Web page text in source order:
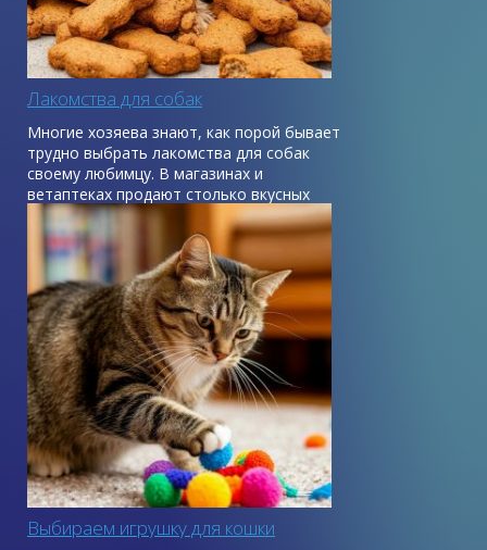
Лакомства для собак
Многие хозяева знают, как порой бывает
трудно выбрать лакомства для собак
своему любимцу. В магазинах и
ветаптеках продают столько вкусных
вещей, что немудрено растеряться.
Выбираем игрушку для кошки